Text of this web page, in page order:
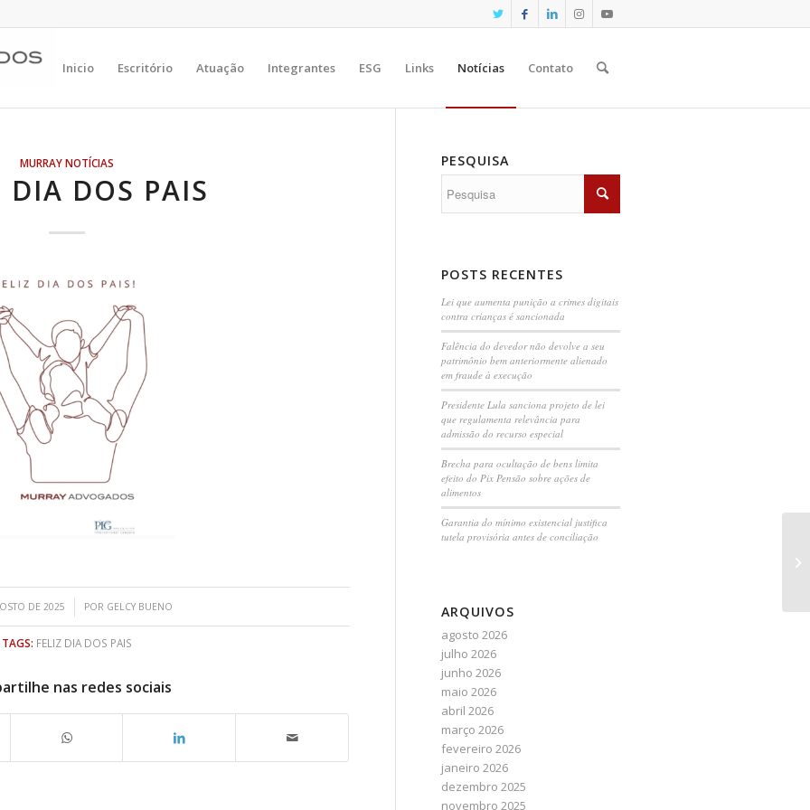
Inicio Escritório Atuação Integrantes ESG Links Notícias Contato
MURRAY NOTÍCIAS
DIA DOS PAIS
DE 2025
/ POR GELCY BUENO
TAGS: FELIZ DIA DOS PAIS
nas redes sociais
PESQUISA
POSTS RECENTES
Lei que aumenta punição a crimes digitais
contra crianças é sancionada
Falência do devedor não devolve a seu
patrimônio bem anteriormente alienado
em fraude à execução
Presidente Lula sanciona projeto de lei
que regulamenta relevância para
admissão do recurso especial
Brecha para ocultação de bens limita
efeito do Pix Pensão sobre ações de
alimentos
Garantia do mínimo existencial justifica
tutela provisória antes de conciliação
ARQUIVOS
agosto 2026
julho 2026
junho 2026
maio 2026
abril 2026
março 2026
fevereiro 2026
janeiro 2026
dezembro 2025
novembro 2025